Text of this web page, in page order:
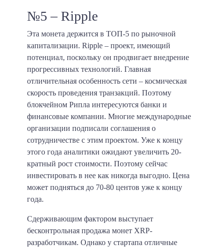
№5 – Ripple
Эта монета держится в ТОП-5 по рыночной
капитализации. Ripple – проект, имеющий
потенциал, поскольку он продвигает внедрение
прогрессивных технологий. Главная
отличительная особенность сети – космическая
скорость проведения транзакций. Поэтому
блокчейном Рипла интересуются банки и
финансовые компании. Многие международные
организации подписали соглашения о
сотрудничестве с этим проектом. Уже к концу
этого года аналитики ожидают увеличить 20-
кратный рост стоимости. Поэтому сейчас
инвестировать в нее как никогда выгодно. Цена
может подняться до 70-80 центов уже к концу
года.
Сдерживающим фактором выступает
бесконтрольная продажа монет XRP-
разработчикам. Однако у стартапа отличные